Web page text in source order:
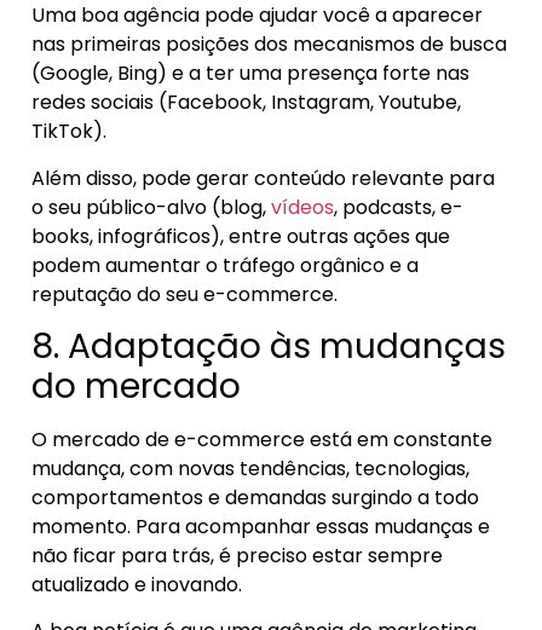
Uma boa agência pode ajudar você a aparecer
nas primeiras posições dos mecanismos de busca
(Google, Bing) e a ter uma presença forte nas
redes sociais (Facebook, Instagram, Youtube,
TikTok).
Além disso, pode gerar conteúdo relevante para
o seu público-alvo (blog,vídeos, podcasts, e-
books, infográficos), entre outras ações que
podem aumentar o tráfego orgânico e a
reputação do seu e-commerce.
8. Adaptação às mudanças
do mercado
O mercado de e-commerce está em constante
mudança, com novas tendências, tecnologias,
comportamentos e demandas surgindo a todo
momento. Para acompanhar essas mudanças e
não ficar para trás, é preciso estar sempre
atualizado e inovando.